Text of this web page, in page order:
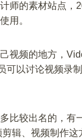
师的素材站点
用。
视频的地方，
可以讨论视频录
比较出名的，有
辑、视频制作